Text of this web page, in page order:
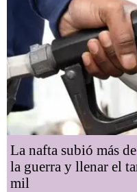
La nafta subió más
la guerra y llenar el
mil